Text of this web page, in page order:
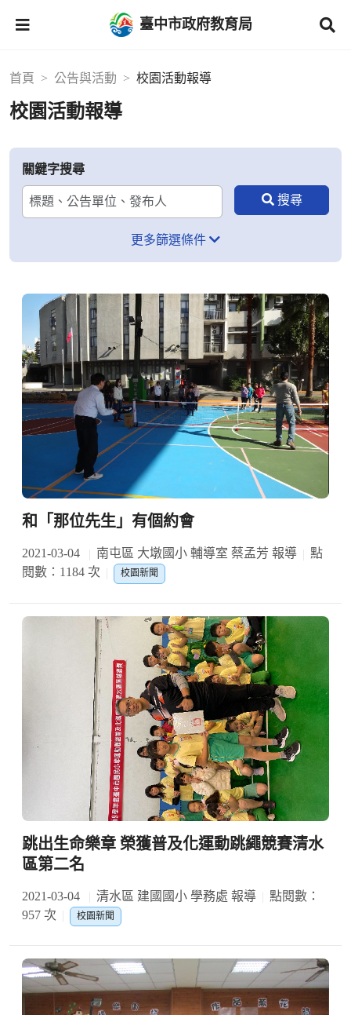
臺中市政府教育局
首頁 公告與活動 校園活動報導
校園活動報導
關鍵字搜尋
更多篩選條件
和「那位先生」有個約會
2021-03-04 南屯區 大墩國小 輔導室 蔡孟芳 報導
點
閱數：1184 次
校園新聞
跳出生命樂章 榮獲普及化運動跳繩競賽清水
區第二名
2021-03-04 清水區 建國國小 學務處 報導
點閱數：
957 次
校園新聞